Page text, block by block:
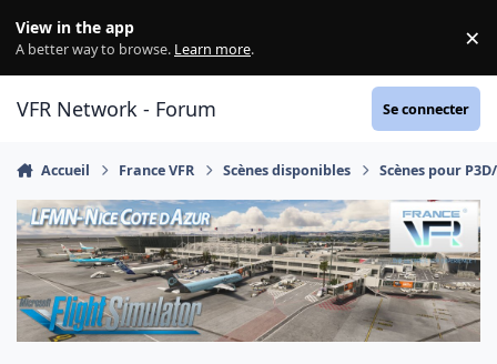
View in the app
A better way to browse. Learn more. ×
VFR Network - Forum Se connecter
Accueil France VFR Scènes disponibles Scènes pour